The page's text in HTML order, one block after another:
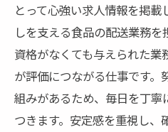
とって心強い求人情報を掲載
しを支える食品の配送業務
資格がなくても与えられた
が評価につながる仕事です
組みがあるため、毎日を丁
つきます。安定感を重視し